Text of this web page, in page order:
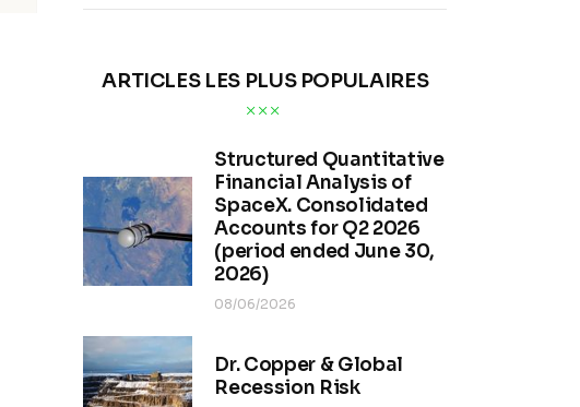
ARTICLES LES PLUS POPULAIRES
Structured Quantitative
Financial Analysis of
SpaceX. Consolidated
Accounts for Q2 2026
(period ended June 30,
2026)
08/06/2026
Dr. Copper & Global
Recession Risk